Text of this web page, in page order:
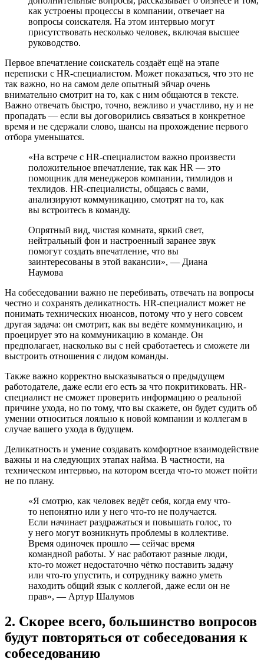
как устроены процессы в компании, отвечает на
вопросы соискателя. На этом интервью могут
присутствовать несколько человек, включая высшее
руководство.
Первое впечатление соискатель создаёт ещё на этапе
переписки с HR-специалистом. Может показаться, что это не
так важно, но на самом деле опытный эйчар очень
внимательно смотрит на то, как с ним общаются в тексте.
Важно отвечать быстро, точно, вежливо и участливо, ну и не
пропадать — если вы договорились связаться в конкретное
время и не сдержали слово, шансы на прохождение первого
отбора уменьшатся.
«На встрече с HR-специалистом важно произвести
положительное впечатление, так как HR — это
помощник для менеджеров компании, тимлидов и
техлидов. HR-специалисты, общаясь с вами,
анализируют коммуникацию, смотрят на то, как
вы встроитесь в команду.
Опрятный вид, чистая комната, яркий свет,
нейтральный фон и настроенный заранее звук
помогут создать впечатление, что вы
заинтересованы в этой вакансии», — Диана
Наумова
На собеседовании важно не перебивать, отвечать на вопросы
честно и сохранять деликатность. HR-специалист может не
понимать технических нюансов, потому что у него совсем
другая задача: он смотрит, как вы ведёте коммуникацию, и
проецирует это на коммуникацию в команде. Он
предполагает, насколько вы с ней сработаетесь и сможете ли
выстроить отношения с лидом команды.
Также важно корректно высказываться о предыдущем
работодателе, даже если его есть за что покритиковать. HR-
специалист не сможет проверить информацию о реальной
причине ухода, но по тому, что вы скажете, он будет судить об
умении относиться лояльно к новой компании и коллегам в
случае вашего ухода в будущем.
Деликатность и умение создавать комфортное взаимодействие
важны и на следующих этапах найма. В частности, на
техническом интервью, на котором всегда что-то может пойти
не по плану.
«Я смотрю, как человек ведёт себя, когда ему что-
то непонятно или у него что-то не получается.
Если начинает раздражаться и повышать голос, то
у него могут возникнуть проблемы в коллективе.
Время одиночек прошло — сейчас время
командной работы. У нас работают разные люди,
кто-то может недостаточно чётко поставить задачу
или что-то упустить, и сотруднику важно уметь
находить общий язык с коллегой, даже если он не
прав», — Артур Шалумов
2. Скорее всего, большинство вопросов
будут повторяться от собеседования к
собеседованию